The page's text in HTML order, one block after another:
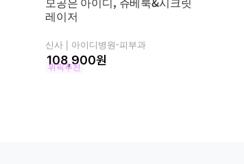
레이저
신사 | 아이디병원-피부과
원
위픽추천